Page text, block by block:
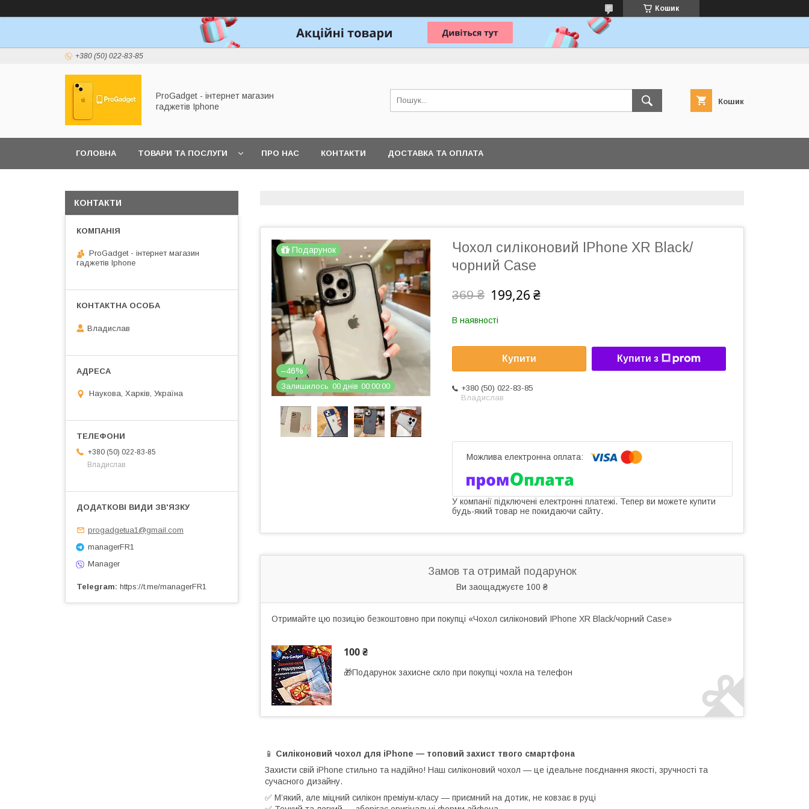
Кошик
+380 (50) 022-83-85
ProGadget - iнтернет магазин
гаджетів Iphone
Кошик
ГОЛОВНА ТОВАРИ ТА ПОСЛУГИ ПРО НАС КОНТАКТИ ДОСТАВКА ТА ОПЛАТА
Подарунок
–46%
Залишилось 00 днів 00 00 00
Чохол силіконовий IPhone XR Black/
чорний Case
369 ₴ 199,26 ₴
В наявності
Купити Купити з
+380 (50) 022-83-85
Владислав
У компанії підключені електронні платежі. Тепер ви можете купити
будь-який товар не покидаючи сайту.
Замов та отримай подарунок
Ви заощаджуєте 100 ₴
Отримайте цю позицію безкоштовно при покупці «Чохол силіконовий IPhone XR Black/чорний Case»
100 ₴
🎁Подарунок захисне скло при покупці чохла на телефон
📱 Силіконовий чохол для iPhone — топовий захист твого смартфона
Захисти свій iPhone стильно та надійно! Наш силіконовий чохол — це ідеальне поєднання якості, зручності та
сучасного дизайну.
✅ М’який, але міцний силікон преміум-класу — приємний на дотик, не ковзає в руці
КОНТАКТИ
ProGadget - iнтернет магазин
гаджетів Iphone
Владислав
Наукова, Харків, Україна
+380 (50) 022-83-85
Владислав
progadgetua1@gmail.com
managerFR1
Manager
Telegram https://t.me/managerFR1